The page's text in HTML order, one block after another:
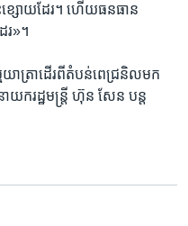
សោយ​ដែរ។ ហើយ​ធនធាន​
រ‍»។​
យាត្រា​ដើរ​ពី​តំបន់​ពេជ្រនិល​មក​
យក​រដ្ឋ​មន្ត្រី​ ហ៊ុន សែន​ បន្ត​